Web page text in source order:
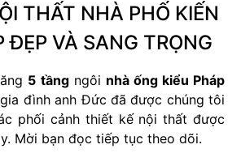
THẤT NHÀ PHỐ KIẾN
ĐẸP VÀ SANG TRỌNG
5 tầngngôi nhà ống kiểu Pháp
đình anh Đức đã được chúng tôi
phối cảnh thiết kế nội thất được
Mời bạn đọc tiếp tục theo dõi.